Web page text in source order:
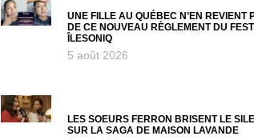
UNE FILLE AU QUÉBEC N’EN REVIENT
DE CE NOUVEAU RÈGLEMENT DU
ÎLESONIQ
5 août 2026
LES SOEURS FERRON BRISENT LE
SUR LA SAGA DE MAISON LAVANDE